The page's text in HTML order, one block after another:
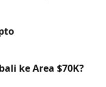
ke Area $70K?